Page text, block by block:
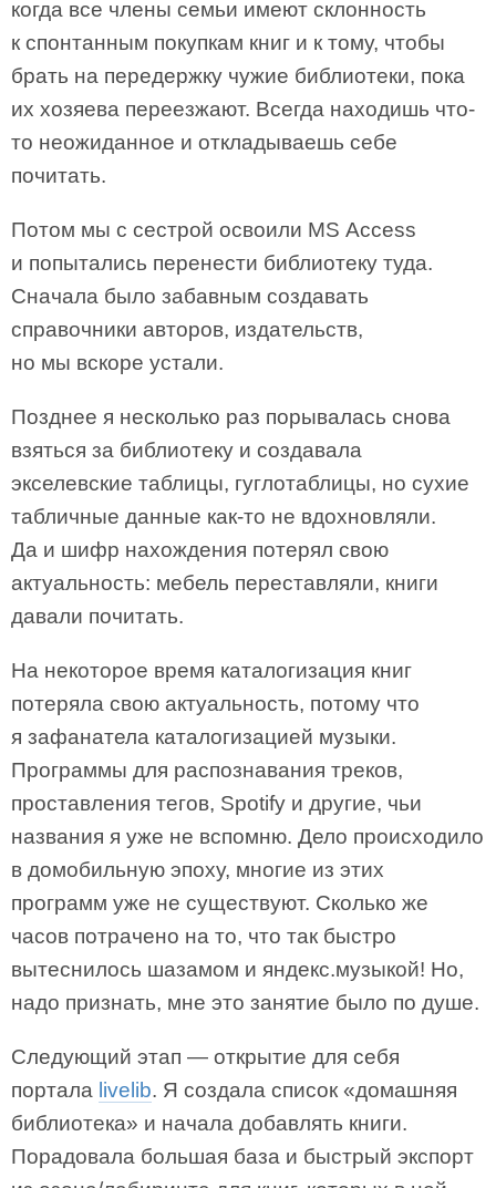
когда все члены семьи имеют склонность
к спонтанным покупкам книг и к тому, чтобы
брать на передержку чужие библиотеки, пока
их хозяева переезжают. Всегда находишь что-
то неожиданное и откладываешь себе
почитать.
Потом мы с сестрой освоили MS Access
и попытались перенести библиотеку туда.
Сначала было забавным создавать
справочники авторов, издательств,
но мы вскоре устали.
Позднее я несколько раз порывалась снова
взяться за библиотеку и создавала
экселевские таблицы, гуглотаблицы, но сухие
табличные данные как-то не вдохновляли.
Да и шифр нахождения потерял свою
актуальность: мебель переставляли, книги
давали почитать.
На некоторое время каталогизация книг
потеряла свою актуальность, потому что
я зафанатела каталогизацией музыки.
Программы для распознавания треков,
проставления тегов, Spotify и другие, чьи
названия я уже не вспомню. Дело происходило
в домобильную эпоху, многие из этих
программ уже не существуют. Сколько же
часов потрачено на то, что так быстро
вытеснилось шазамом и яндекс.музыкой! Но,
надо признать, мне это занятие было по душе.
Следующий этап — открытие для себя
портала livelib. Я создала список «домашняя
библиотека» и начала добавлять книги.
Порадовала большая база и быстрый экспорт